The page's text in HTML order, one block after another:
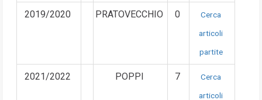
2019/2020 PRATOVECCHIO 0
Cerca
articoli
partite
2021/2022 POPPI 7
Cerca
articoli